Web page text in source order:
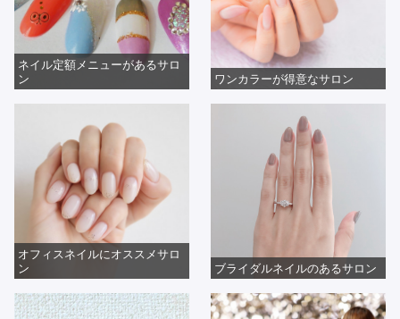
ネイル定額メニューがあるサロ
ン
ワンカラーが得意なサロン
オフィスネイルにオススメサロ
ン
ブライダルネイルのあるサロン